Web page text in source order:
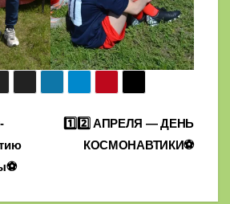
1️⃣2️⃣ АПРЕЛЯ — ДЕНЬ
КОСМОНАВТИКИ⚽